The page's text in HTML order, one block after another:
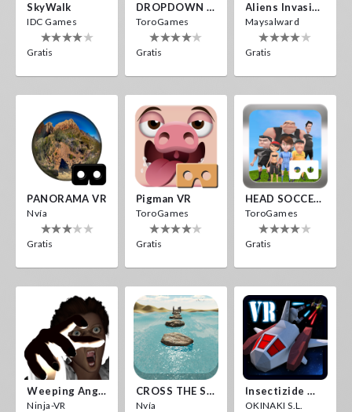
SkyWalk
IDC Games
Gratis
DROPDOWN VR
ToroGames
Gratis
Aliens Invasion VR
Maysalward
Gratis
PANORAMA VR
Nvía
Gratis
Pigman VR
ToroGames
Gratis
HEAD SOCCER VR
ToroGames
Gratis
Weeping Angels VR
Ninja-VR
CROSS THE SEA
Nvía
Insectizide Wars VR
OKINAKI S.L.